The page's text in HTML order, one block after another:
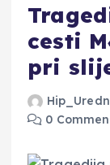
cesti
pri
0